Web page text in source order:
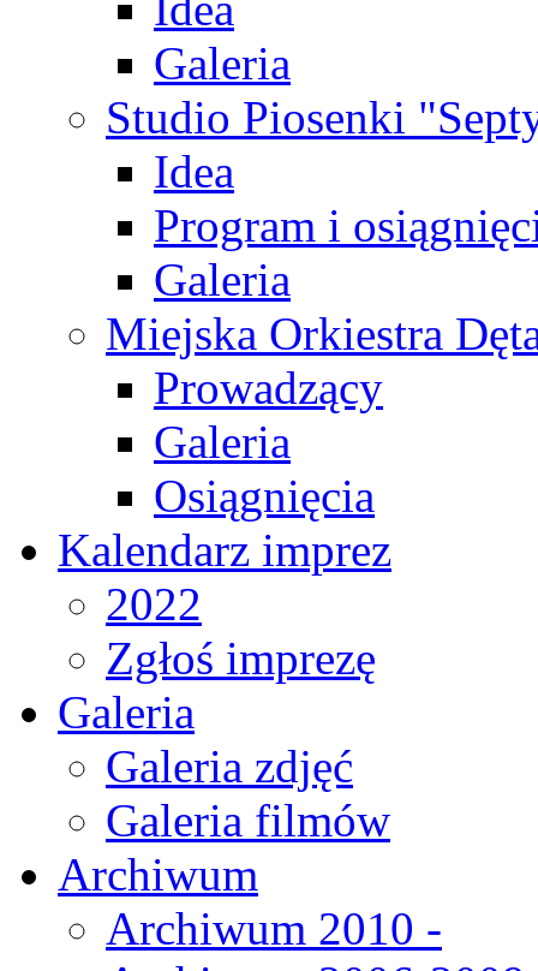
Galeria
Studio Piosenki
Idea
Program i
Galeria
Miejska Orkiestra
Prowadzący
Galeria
Osiągnięcia
Kalendarz imprez
2022
Zgłoś imprezę
Galeria
Galeria zdjęć
Galeria filmów
Archiwum
Archiwum 2010 -